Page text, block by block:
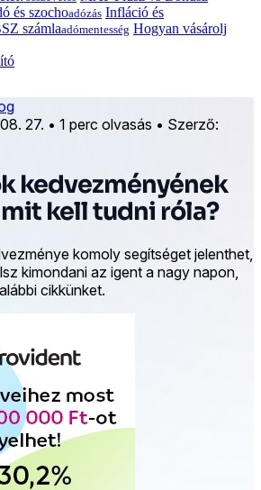
és szochoadózás Infláció és
számlaadómentesség Hogyan vásárolj
27. • 1 perc olvasás • Szerző:
kedvezményének
kell tudni róla?
komoly segítséget jelenthet,
kimondani az igent a nagy napon,
cikkünket.